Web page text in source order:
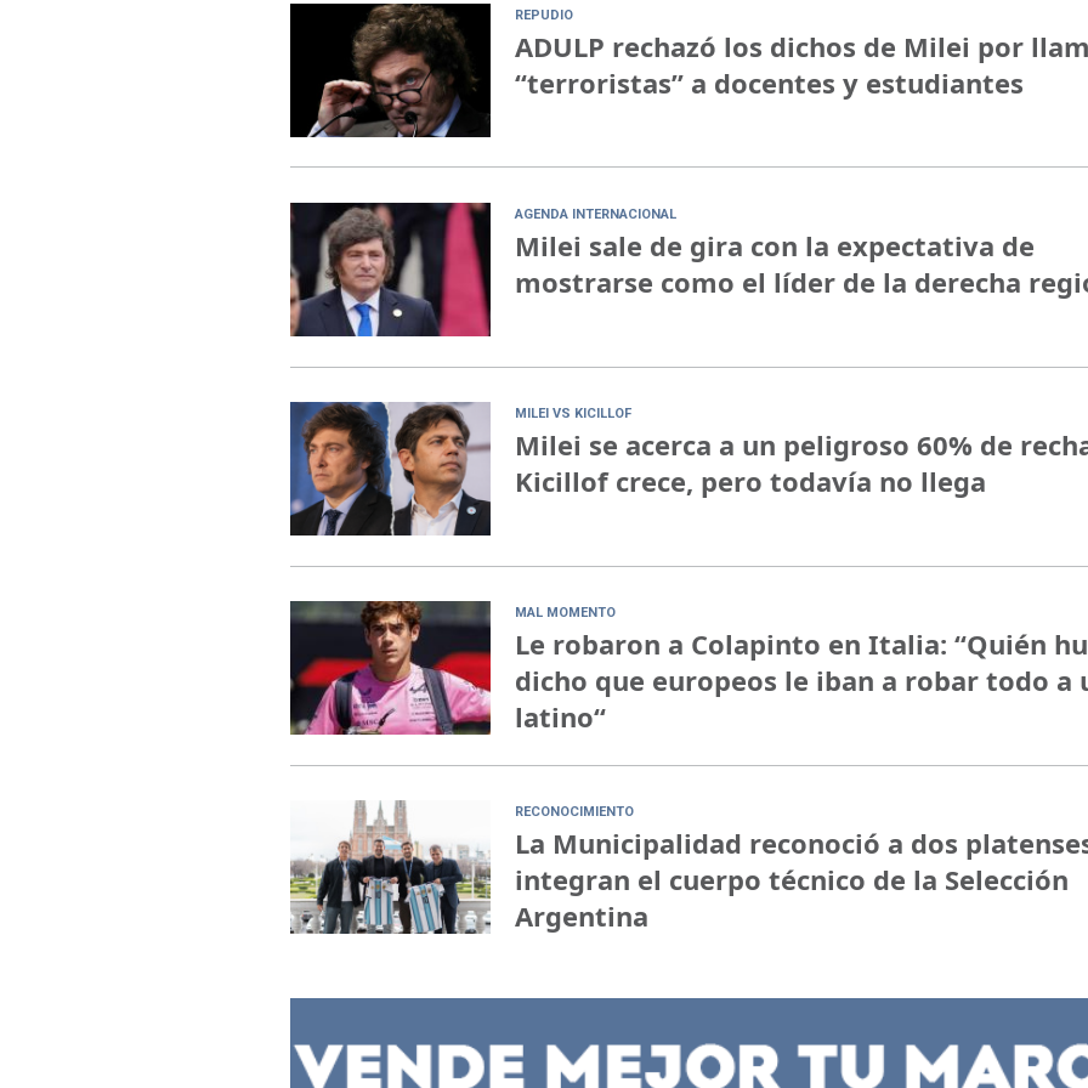
REPUDIO
ADULP rechazó los dichos de Milei por
“terroristas” a docentes y estudiantes
AGENDA INTERNACIONAL
Milei sale de gira con la expectativa de
mostrarse como el líder de la derecha
MILEI VS KICILLOF
Milei se acerca a un peligroso 60% de
Kicillof crece, pero todavía no llega
MAL MOMENTO
Le robaron a Colapinto en Italia: “Quién
dicho que europeos le iban a robar todo a
latino“
RECONOCIMIENTO
La Municipalidad reconoció a dos
integran el cuerpo técnico de la Selección
Argentina